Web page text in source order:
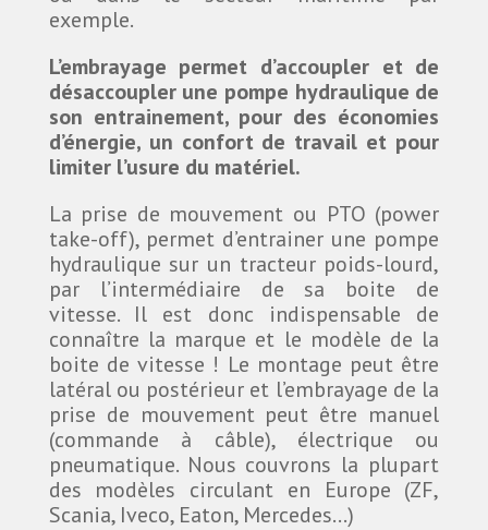
exemple.
L’embrayage permet d’accoupler et de
désaccoupler une pompe hydraulique de
son entrainement, pour des économies
d’énergie, un confort de travail et pour
limiter l’usure du matériel.
La prise de mouvement ou PTO (power
take-off), permet d’entrainer une pompe
hydraulique sur un tracteur poids-lourd,
par l’intermédiaire de sa boite de
vitesse. Il est donc indispensable de
connaître la marque et le modèle de la
boite de vitesse ! Le montage peut être
latéral ou postérieur et l’embrayage de la
prise de mouvement peut être manuel
(commande à câble), électrique ou
pneumatique. Nous couvrons la plupart
des modèles circulant en Europe (ZF,
Scania, Iveco, Eaton, Mercedes…)